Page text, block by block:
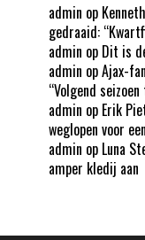
admin op
gedraaid:
admin op Dit is
admin opAjax-
“Volgend
admin op Erik
weglopen voor
admin op Luna
amper kledij aan